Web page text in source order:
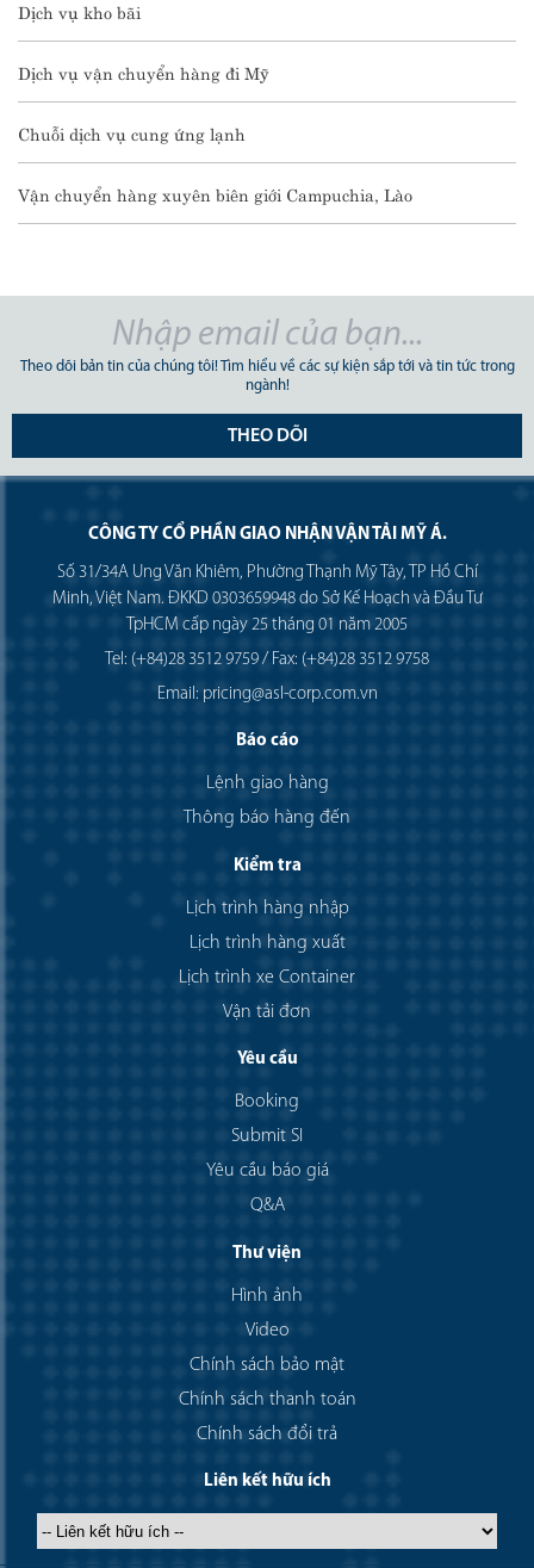
Dịch vụ kho bãi
Dịch vụ vận chuyển hàng đi Mỹ
Chuỗi dịch vụ cung ứng lạnh
Vận chuyển hàng xuyên biên giới Campuchia, Lào
Theo dõi bản tin của chúng tôi! Tìm hiểu về các sự kiện sắp tới và tin tức trong
ngành!
THEO DÕI
CÔNG TY CỔ PHẦN GIAO NHẬN VẬN TẢI MỸ Á.
Số 31/34A Ung Văn Khiêm, Phường Thạnh Mỹ Tây, TP Hồ Chí
Minh, Việt Nam. ĐKKD 0303659948 do Sở Kế Hoạch và Đầu Tư
TpHCM cấp ngày 25 tháng 01 năm 2005
Tel: (+84)28 3512 9759 / Fax: (+84)28 3512 9758
Email: pricing@asl-corp.com.vn
Báo cáo
Lệnh giao hàng
Thông báo hàng đến
Kiểm tra
Lịch trình hàng nhập
Lịch trình hàng xuất
Lịch trình xe Container
Vận tải đơn
Yêu cầu
Booking
Submit SI
Yêu cầu báo giá
Q&A
Thư viện
Hình ảnh
Video
Chính sách bảo mật
Chính sách thanh toán
Chính sách đổi trả
Liên kết hữu ích